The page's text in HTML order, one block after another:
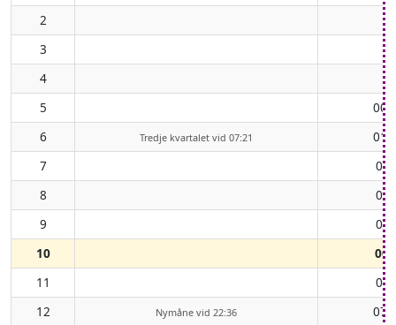
2
3
4
5
6
Tredje kvartalet vid 07:21
7
8
9
10
11
12
Nymåne vid 22:36